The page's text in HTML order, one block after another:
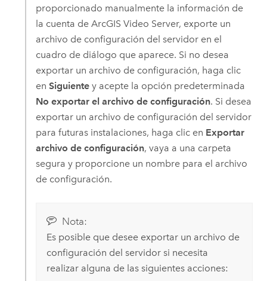
proporcionado manualmente la información de
la cuenta de ArcGIS Video Server, exporte un
archivo de configuración del servidor en el
cuadro de diálogo que aparece. Si no desea
exportar un archivo de configuración, haga clic
en Siguientey acepte la opción predeterminada
No exportar el archivo de configuración. Si desea
exportar un archivo de configuración del servidor
para futuras instalaciones, haga clic en Exportar
archivo de configuración, vaya a una carpeta
segura y proporcione un nombre para el archivo
de configuración.
Nota:
Es posible que desee exportar un archivo de
configuración del servidor si necesita
realizar alguna de las siguientes acciones: